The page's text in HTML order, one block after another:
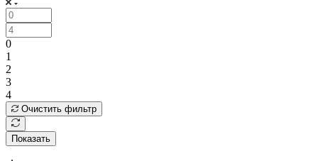
0
1
2
3
4
Очистить фильтр
Показать